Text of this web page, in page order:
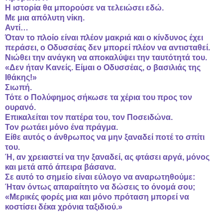
Η ιστορία θα μπορούσε να τελειώσει εδώ.
Με μια απόλυτη νίκη.
Αντί…
Όταν το πλοίο είναι πλέον μακριά και ο κίνδυνος έχει
περάσει, ο Οδυσσέας δεν μπορεί πλέον να αντισταθεί.
Νιώθει την ανάγκη να αποκαλύψει την ταυτότητά του.
«Δεν ήταν Κανείς. Είμαι ο Οδυσσέας, ο βασιλιάς της
Ιθάκης!»
Σιωπή.
Τότε ο Πολύφημος σήκωσε τα χέρια του προς τον
ουρανό.
Επικαλείται τον πατέρα του, τον Ποσειδώνα.
Τον ρωτάει μόνο ένα πράγμα.
Είθε αυτός ο άνθρωπος να μην ξαναδεί ποτέ το σπίτι
του.
Ή, αν χρειαστεί να την ξαναδεί, ας φτάσει αργά, μόνος
και μετά από άπειρα βάσανα.
Σε αυτό το σημείο είναι εύλογο να αναρωτηθούμε:
Ήταν όντως απαραίτητο να δώσεις το όνομά σου;
«Μερικές φορές μια και μόνο πρόταση μπορεί να
κοστίσει δέκα χρόνια ταξιδιού.»